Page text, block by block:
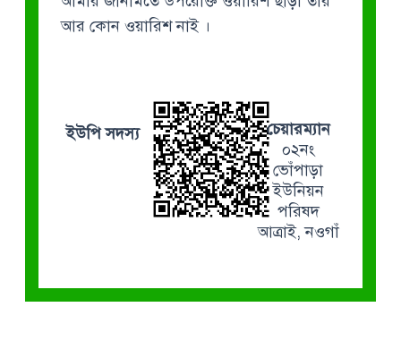
আর কোন ওয়ারিশ নাই ।
ইউপি সদস্য
চেয়ারম্যান
০২নং
ভোঁপাড়া
ইউনিয়ন
পরিষদ
আত্রাই, নওগাঁ